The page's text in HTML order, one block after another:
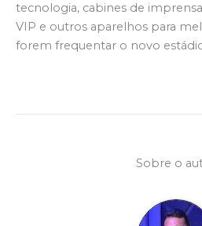
tecnologia, cabines de
VIP e outros aparelhos para
forem frequentar o novo
Sobre o